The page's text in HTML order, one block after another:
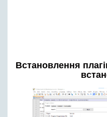
Встановлення